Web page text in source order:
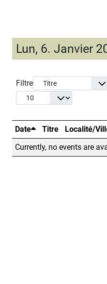
Lun, 6. Janvier
Filtre
Date Titre Localité/
Currently, no events are